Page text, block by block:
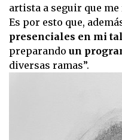
artista a seguir que
Es por esto que,
presenciales en mi
preparando un
diversas ramas”.